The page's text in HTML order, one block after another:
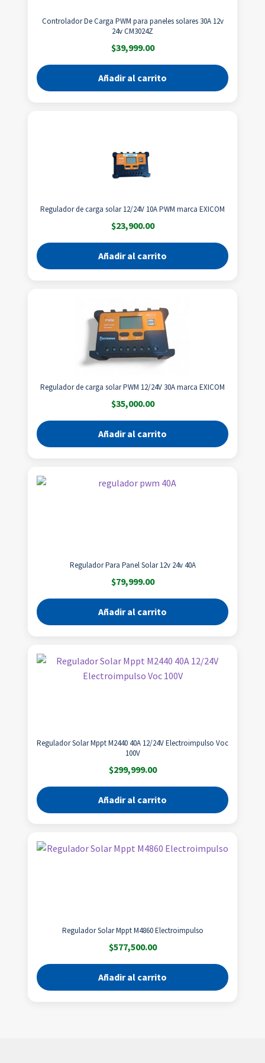
Controlador De Carga PWM para paneles solares 30A 12v
24v CM3024Z
$39,999.00
Añadir al carrito
Regulador de carga solar 12/24V 10A PWM marca EXICOM
$23,900.00
Añadir al carrito
Regulador de carga solar PWM 12/24V 30A marca EXICOM
$35,000.00
Añadir al carrito
Regulador Para Panel Solar 12v 24v 40A
$79,999.00
Añadir al carrito
Regulador Solar Mppt M2440 40A 12/24V Electroimpulso Voc
100V
$299,999.00
Añadir al carrito
Regulador Solar Mppt M4860 Electroimpulso
$577,500.00
Añadir al carrito